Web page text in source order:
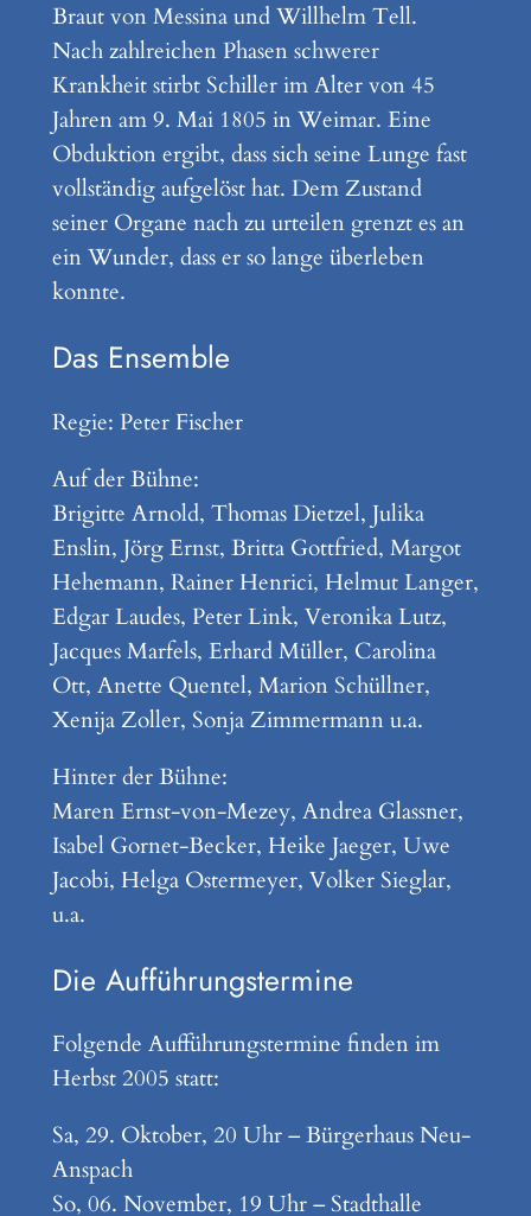
Braut von Messina und Willhelm Tell.
Nach zahlreichen Phasen schwerer
Krankheit stirbt Schiller im Alter von 45
Jahren am 9. Mai 1805 in Weimar. Eine
Obduktion ergibt, dass sich seine Lunge fast
vollständig aufgelöst hat. Dem Zustand
seiner Organe nach zu urteilen grenzt es an
ein Wunder, dass er so lange überleben
konnte.
Das Ensemble
Regie: Peter Fischer
Auf der Bühne:
Brigitte Arnold, Thomas Dietzel, Julika
Enslin, Jörg Ernst, Britta Gottfried, Margot
Hehemann, Rainer Henrici, Helmut Langer,
Edgar Laudes, Peter Link, Veronika Lutz,
Jacques Marfels, Erhard Müller, Carolina
Ott, Anette Quentel, Marion Schüllner,
Xenija Zoller, Sonja Zimmermann u.a.
Hinter der Bühne:
Maren Ernst-von-Mezey, Andrea Glassner,
Isabel Gornet-Becker, Heike Jaeger, Uwe
Jacobi, Helga Ostermeyer, Volker Sieglar,
u.a.
Die Aufführungstermine
Folgende Aufführungstermine finden im
Herbst 2005 statt:
Sa, 29. Oktober, 20 Uhr – Bürgerhaus Neu-
Anspach
So, 06. November, 19 Uhr – Stadthalle